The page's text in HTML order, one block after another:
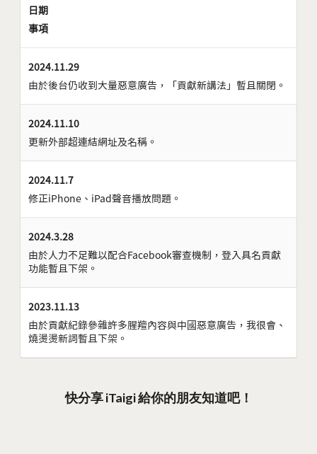
日期
事項
2024.11.29
由於後台仍收到大量惡意廣告，「貢獻新講法」暫且關閉。
2024.11.10
更新外部超連結網址及名稱。
2024.11.7
修正iPhone、iPad聲音播放問題。
2024.3.28
由於人力不足難以配合Facebook審查機制，登入具名貢獻
功能暫且下架。
2023.11.13
由於貢獻紀錄參雜許多腥羶內容與中國惡意廣告，我很會、
燒燙燙新詞暫且下架。
快分享 iTaigi 給你的朋友知道吧！